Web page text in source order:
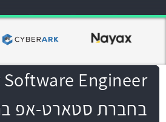
Engineer
בחברת סטארט-אפ